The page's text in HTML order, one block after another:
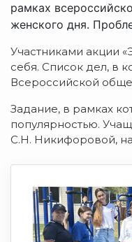
рамках
женского дня.
Участниками акции
себя. Список дел, в
Всероссийской
Задание, в рамках
популярностью.
С.Н. Никифоровой,